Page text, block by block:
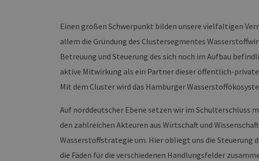
Einen großen Schwerpunkt bilden unsere vielfältigen
allem die Gründung des Clustersegmentes
Betreuung und Steuerung des sich noch im Aufbau
aktive Mitwirkung als ein Partner dieser öffentlich-
Mit dem Cluster wird das Hamburger
Auf norddeutscher Ebene setzen wir im Schulterschluss
den zahlreichen Akteuren aus Wirtschaft und
Wasserstoffstrategie um. Hier obliegt uns die
die Fäden für die verschiedenen Handlungsfelder